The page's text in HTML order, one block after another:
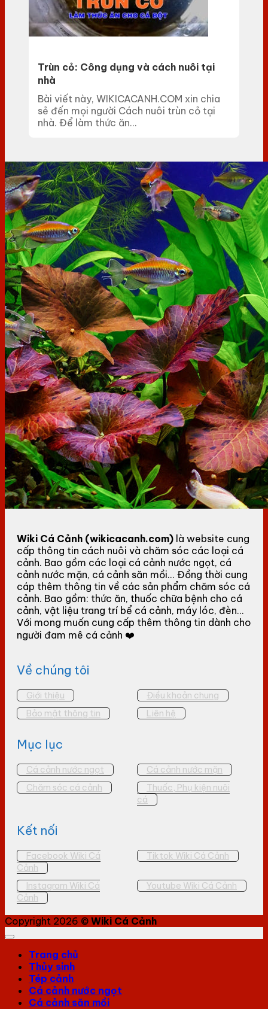
Trùn cỏ: Công dụng và cách nuôi tại
nhà
Bài viết này, WIKICACANH.COM xin chia
sẻ đến mọi người Cách nuôi trùn cỏ tại
nhà. Để làm thức ăn...
Wiki Cá Cảnh (wikicacanh.com) là website cung
cấp thông tin cách nuôi và chăm sóc các loại cá
cảnh. Bao gồm các loại cá cảnh nước ngọt, cá
cảnh nước mặn, cá cảnh săn mồi... Đồng thời cung
cáp thêm thông tin về các sản phẩm chăm sóc cá
cảnh. Bao gồm: thức ăn, thuốc chữa bệnh cho cá
cảnh, vật liệu trang trí bể cá cảnh, máy lóc, đèn...
Với mong muốn cung cấp thêm thông tin dành cho
người đam mê cá cảnh ❤️
Về chúng tôi
Giới thiệu
Điều khoản chung
Bảo mật thông tin
Liên hệ
Mục lục
Cá cảnh nước ngọt
Cá cảnh nước mặn
Chăm sóc cá cảnh
Thuốc, Phụ kiện nuôi
cá
Kết nối
Facebook Wiki Cá
Cảnh
Tiktok Wiki Cá Cảnh
Instagram Wiki Cá
Cảnh
Youtube Wiki Cá Cảnh
Copyright 2026 © Wiki Cá Cảnh
Trang chủ
Thủy sinh
Tép cảnh
Cá cảnh nước ngọt
Cá cảnh săn mồi